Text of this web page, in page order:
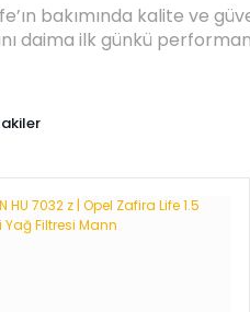
bakımında kalite ve
daima ilk günkü